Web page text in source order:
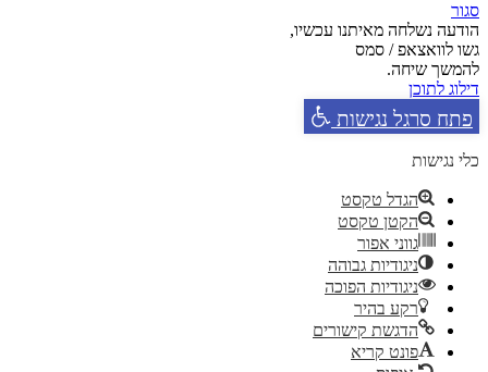
סגור
הודעה נשלחה מאיתנו עכשיו,
גשו לוואצאפ / סמס
להמשך שיחה.
דילוג לתוכן
פתח סרגל נגישות
כלי נגישות
הגדל טקסט
הקטן טקסט
גווני אפור
ניגודיות גבוהה
ניגודיות הפוכה
רקע בהיר
הדגשת קישורים
פונט קריא